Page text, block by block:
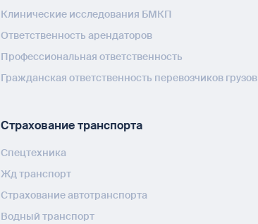
Клинические исследования БМКП
Ответственность арендаторов
Профессиональная ответственность
Гражданская ответственность перевозчиков грузов
Страхование транспорта
Спецтехника
Жд транспорт
Страхование автотранспорта
Водный транспорт